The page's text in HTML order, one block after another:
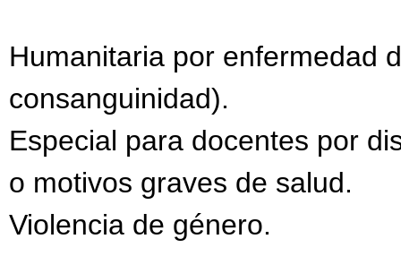
Humanitaria por enfermedad
consanguinidad).
Especial para docentes por
o motivos graves de salud.
Violencia de género.